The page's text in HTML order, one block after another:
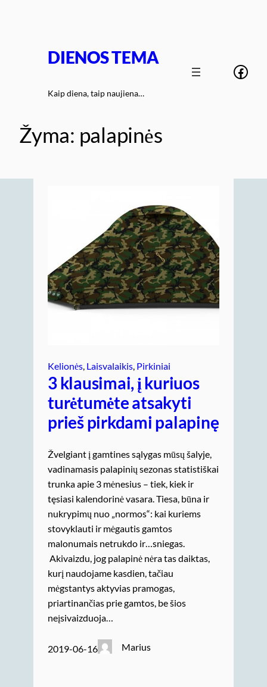
DIENOS TEMA
Kaip diena, taip naujiena…
Žyma: palapinės
Kelionės, Laisvalaikis, Pirkiniai
3 klausimai, į kuriuos
turėtumėte atsakyti
prieš pirkdami palapinę
Žvelgiant į gamtines sąlygas mūsų šalyje,
vadinamasis palapinių sezonas statistiškai
trunka apie 3 mėnesius – tiek, kiek ir
tęsiasi kalendorinė vasara. Tiesa, būna ir
nukrypimų nuo „normos“: kai kuriems
stovyklauti ir mėgautis gamtos
malonumais netrukdo ir…sniegas.
Akivaizdu, jog palapinė nėra tas daiktas,
kurį naudojame kasdien, tačiau
mėgstantys aktyvias pramogas,
priartinančias prie gamtos, be šios
neįsivaizduoja…
2019-06-16 Marius